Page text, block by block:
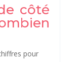
côté
pour